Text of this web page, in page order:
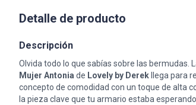
Detalle de producto
Descripción
Olvida todo lo que sabías sobre las bermudas.
Mujer Antonia de Lovely by Derek llega para
concepto de comodidad con un toque de alta
la pieza clave que tu armario estaba